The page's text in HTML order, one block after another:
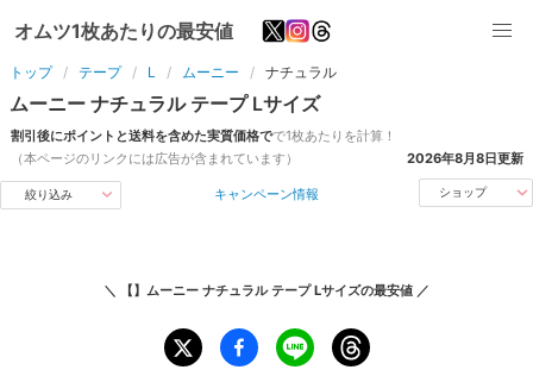
オムツ1枚あたりの最安値
トップ テープ L ムーニー ナチュラル
ムーニー ナチュラル テープ Lサイズ
割引後にポイントと送料を含めた実質価格でで1枚あたりを計算！
（本ページのリンクには広告が含まれています）
2026年8月8日更新
絞り込み キャンペーン情報 ショップ
＼ 【】ムーニー ナチュラル テープ Lサイズの最安値 ／